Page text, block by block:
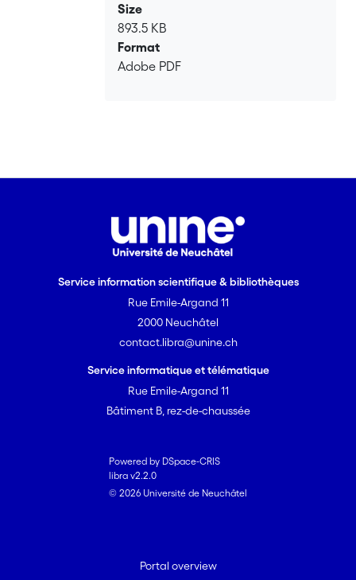
Size
893.5 KB
Format
Adobe PDF
Service information scientifique & bibliothèques
Rue Emile-Argand 11
2000 Neuchâtel
contact.libra@unine.ch
Service informatique et télématique
Rue Emile-Argand 11
Bâtiment B, rez-de-chaussée
Powered by DSpace-CRIS
libra v2.2.0
© 2026 Université de Neuchâtel
Portal overview